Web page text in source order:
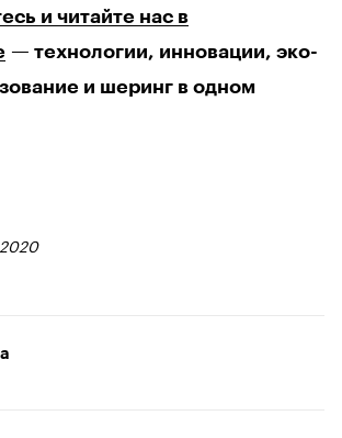
и читайте нас в
— технологии, инновации, эко-
и шеринг в одном